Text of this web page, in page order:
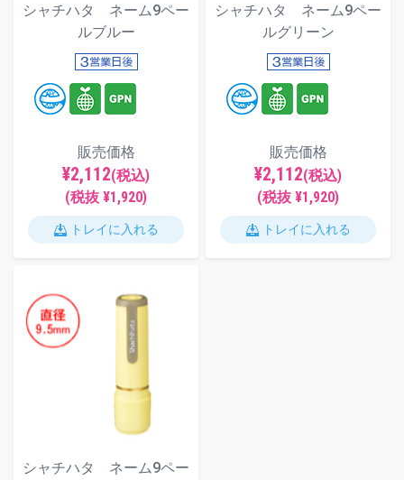
シャチハタ ネーム9ペー
ルブルー
販売価格
¥2,112(税込)
(税抜 ¥1,920)
トレイに入れる
シャチハタ ネーム9ペー
ルグリーン
販売価格
¥2,112(税込)
(税抜 ¥1,920)
トレイに入れる
シャチハタ ネーム9ペー